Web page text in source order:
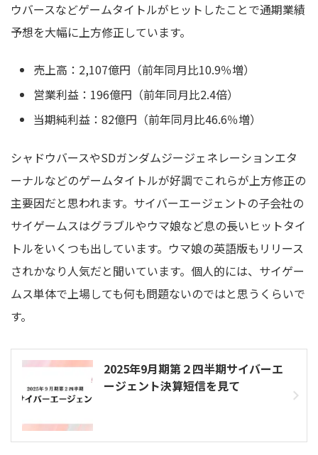
ウバースなどゲームタイトルがヒットしたことで通期業績
予想を大幅に上方修正しています。
売上高：2,107億円（前年同月比10.9％増）
営業利益：196億円（前年同月比2.4倍）
当期純利益：82億円（前年同月比46.6％増）
シャドウバースやSDガンダムジージェネレーションエタ
ーナルなどのゲームタイトルが好調でこれらが上方修正の
主要因だと思われます。サイバーエージェントの子会社の
サイゲームスはグラブルやウマ娘など息の長いヒットタイ
トルをいくつも出しています。ウマ娘の英語版もリリース
されかなり人気だと聞いています。個人的には、サイゲー
ムス単体で上場しても何も問題ないのではと思うくらいで
す。
2025年9月期第２四半期サイバーエ
ージェント決算短信を見て